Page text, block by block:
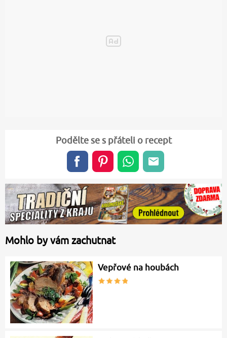
Podělte se s přáteli o recept
Mohlo by vám zachutnat
Vepřové na houbách